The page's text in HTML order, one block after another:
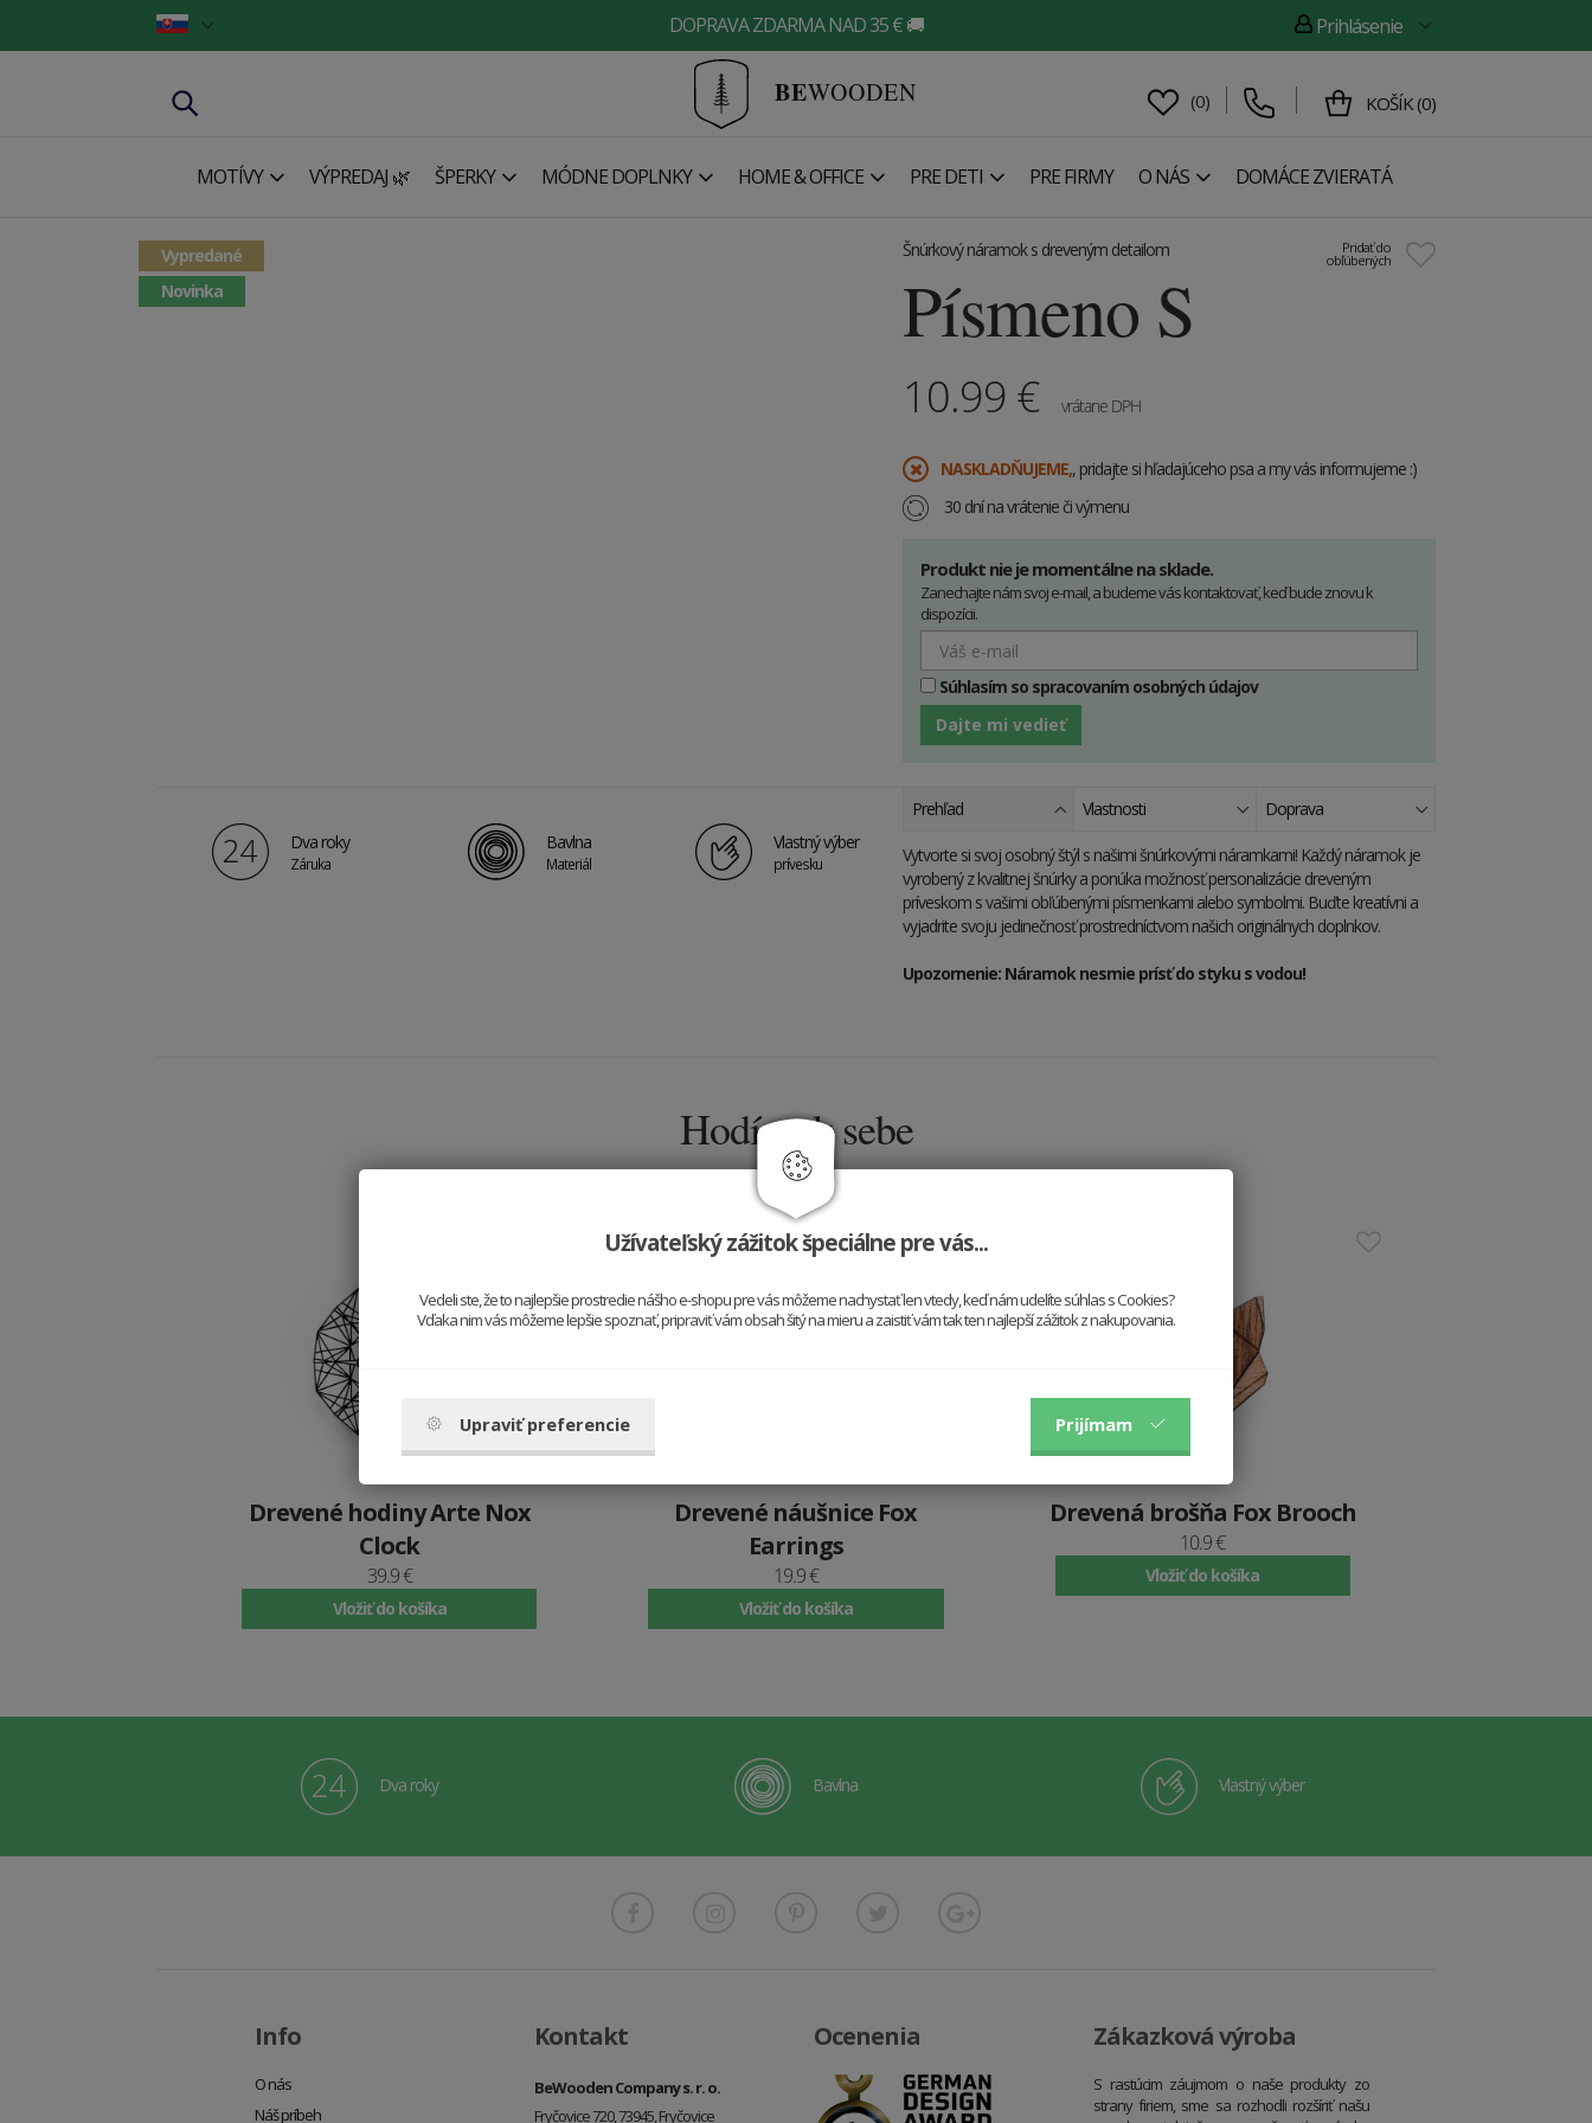
DOPRAVA ZDARMA NAD 35 € 🚚 Prihlásenie
BEWOODEN (0) KOŠÍK (0)
MOTÍVY VÝPREDAJ 🌿 ŠPERKY MÓDNE DOPLNKY HOME & OFFICE PRE DETI PRE FIRMY O NÁS DOMÁCE ZVIERATÁ
Vypredané
Novinka
Pridať do
obľúbených
Šnúrkový náramok s dreveným detailom
Písmeno S
10.99 € vrátane DPH
​NASKLADŇUJEME,, pridajte si hľadajúceho psa a my vás informujeme :)
30 dní na vrátenie či výmenu
Produkt nie je momentálne na sklade.
Zanechajte nám svoj e-mail, a budeme vás kontaktovať, keď bude znovu k
dispozícii.
Súhlasím so spracovaním osobných údajov
Dajte mi vedieť
Dva roky
Záruka
Bavlna
Materiál
Vlastný výber
prívesku
Prehľad Vlastnosti Doprava
Vytvorte si svoj osobný štýl s našimi šnúrkovými náramkami! Každý náramok je
vyrobený z kvalitnej šnúrky a ponúka možnosť personalizácie dreveným
príveskom s vašimi obľúbenými písmenkami alebo symbolmi. Buďte kreatívni a
vyjadrite svoju jedinečnosť prostredníctvom našich originálnych doplnkov.
Upozornenie: Náramok nesmie prísť do styku s vodou!
Hodí sa k sebe
Drevené hodiny Arte Nox
Clock
39.9 €
Vložiť do košíka
Drevené náušnice Fox
Earrings
19.9 €
Vložiť do košíka
Drevená brošňa Fox Brooch
10.9 €
Vložiť do košíka
Dva roky Bavlna Vlastný výber
Info
O nás
Náš príbeh
Kontakt
BeWooden Company s. r. o.
Fryčovice 720, 73945, Fryčovice
Ocenenia Zákazková výroba
S rastúcim záujmom o naše produkty zo
strany firiem, sme sa rozhodli rozšíriť našu
Užívateľský zážitok špeciálne pre vás...
Vedeli ste, že to najlepšie prostredie nášho e-shopu pre vás môžeme nachystať len vtedy, keď nám udelíte súhlas s Cookies?
Vďaka nim vás môžeme lepšie spoznať, pripraviť vám obsah šitý na mieru a zaistiť vám tak ten najlepší zážitok z nakupovania.
Upraviť preferencie Prijímam